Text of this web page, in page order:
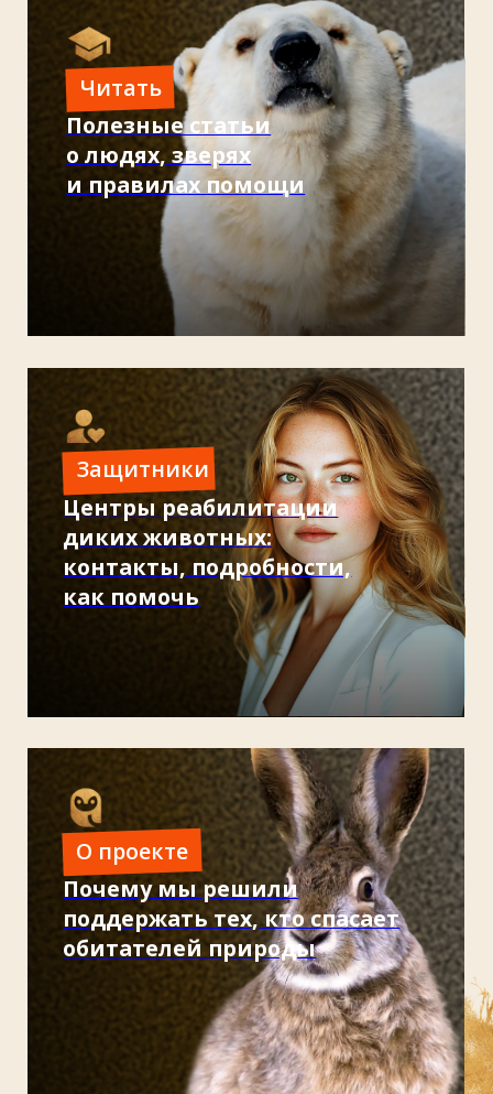
Самоепопулярное
Судьба балобана: как на Урале
спасают птицу, за которой охотится
весь мир
В 2004 году в центр «Холзан» передали 7
соколов, изъятых у контрабандистов. Так
началась кропотливая работа по возрождению
популяции, которая почти исчезла из наших
степей и небес.
Читать
37 медведей, 16 львов и одна
большая мечта
Видеоистория о зверях, которым не повезло,
о людях, которые не смогли пройти мимо,
и о том, как даже на маленькой территории
можно вершить великие дела.
Смотреть